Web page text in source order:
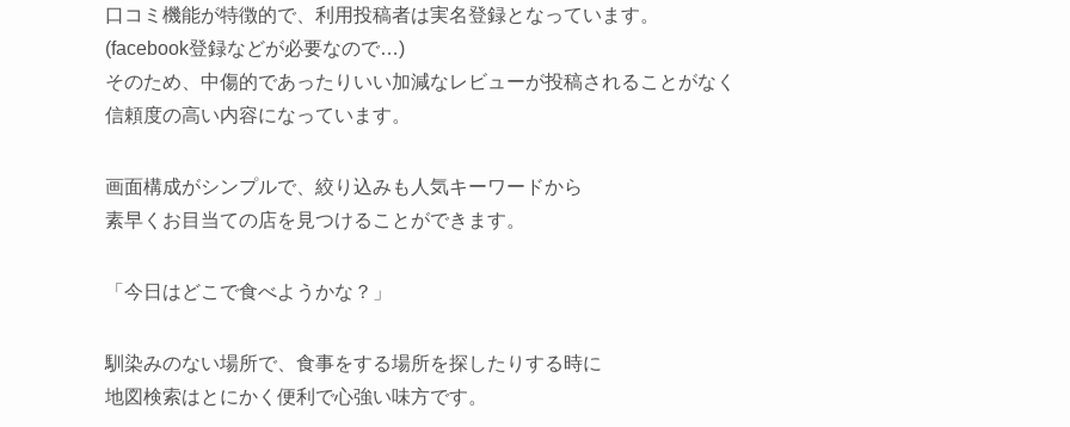
口コミ機能が特徴的で、利用投稿者は実名登録となっています。
(facebook登録などが必要なので…)
そのため、中傷的であったりいい加減なレビューが投稿されることがなく
信頼度の高い内容になっています。
画面構成がシンプルで、絞り込みも人気キーワードから
素早くお目当ての店を見つけることができます。
「今日はどこで食べようかな？」
馴染みのない場所で、食事をする場所を探したりする時に
地図検索はとにかく便利で心強い味方です。